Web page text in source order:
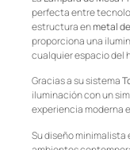
perfecta entre
estructura enmetal
proporciona una
cualquier espacio del
Gracias a su sistema
iluminación con un
experiencia moderna
Su diseño minimalista